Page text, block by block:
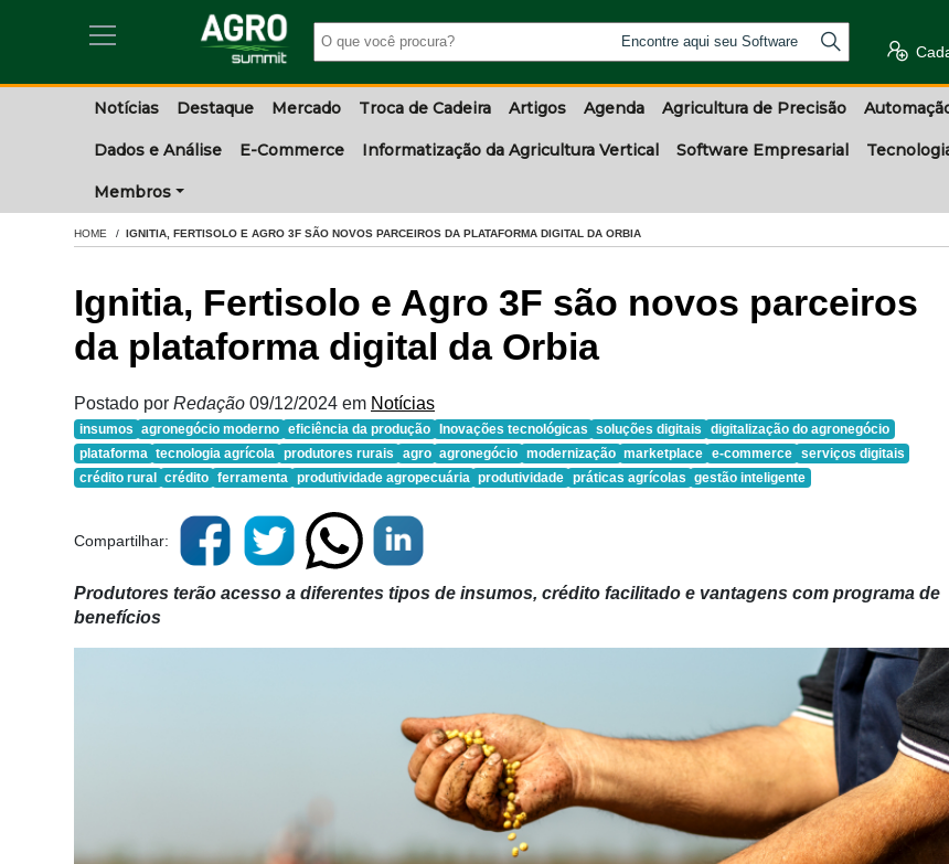
Encontre aqui seu Software
Notícias Destaque Mercado Troca de Cadeira Artigos Agenda Agricultura de Precisão
Dados e Análise E-Commerce Informatização da Agricultura Vertical Software Empresarial
Membros
HOME IGNITIA, FERTISOLO E AGRO 3F SÃO NOVOS PARCEIROS DA PLATAFORMA DIGITAL DA ORBIA
Ignitia, Fertisolo e Agro 3F são novos parceiros
da plataforma digital da Orbia
Postado por Redação 09/12/2024 em Notícias
insumos agronegócio moderno eficiência da produção Inovações tecnológicas soluções digitais
digitalização do agronegócio
plataforma tecnologia agrícola produtores rurais agro agronegócio modernização marketplace e-commerce serviços digitais
crédito rural
crédito ferramenta produtividade agropecuária produtividade práticas agrícolas gestão inteligente
Compartilhar:
Produtores terão acesso a diferentes tipos de insumos, crédito facilitado e vantagens com programa de
benefícios